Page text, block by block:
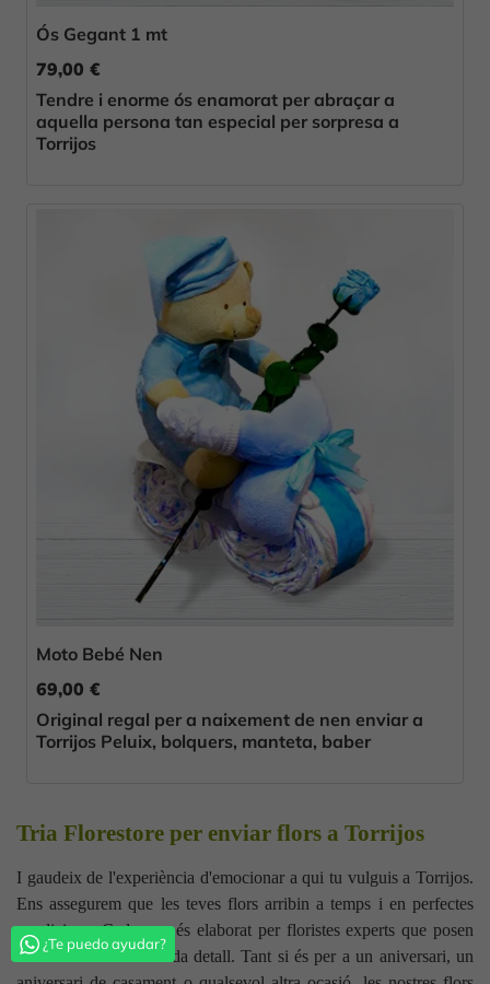
Ós Gegant 1 mt
79,00 €
Tendre i enorme ós enamorat per abraçar a
aquella persona tan especial per sorpresa a
Torrijos
Moto Bebé Nen
69,00 €
Original regal per a naixement de nen enviar a
Torrijos Peluix, bolquers, manteta, baber
Tria Florestore per enviar flors a Torrijos
I gaudeix de l'experiència d'emocionar a qui tu vulguis a Torrijos.
Ens assegurem que les teves flors arribin a temps i en perfectes
condicions. Cada ram és elaborat per floristes experts que posen
cura i dedicació en cada detall. Tant si és per a un aniversari, un
¿Te puedo ayudar?